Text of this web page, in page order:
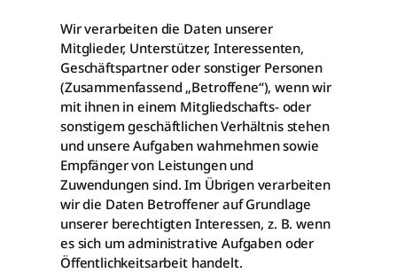
Wir verarbeiten die Daten unserer
Mitglieder, Unterstützer, Interessenten,
Geschäftspartner oder sonstiger Personen
(Zusammenfassend „Betroffene“), wenn wir
mit ihnen in einem Mitgliedschafts- oder
sonstigem geschäftlichen Verhältnis stehen
und unsere Aufgaben wahrnehmen sowie
Empfänger von Leistungen und
Zuwendungen sind. Im Übrigen verarbeiten
wir die Daten Betroffener auf Grundlage
unserer berechtigten Interessen, z. B. wenn
es sich um administrative Aufgaben oder
Öffentlichkeitsarbeit handelt.